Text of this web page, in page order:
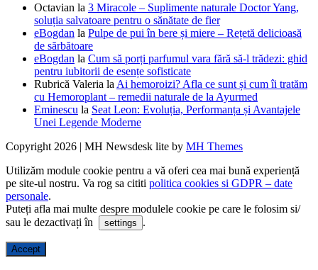
Octavian la 3 Miracole – Suplimente naturale Doctor Yang,
soluția salvatoare pentru o sănătate de fier
eBogdan la Pulpe de pui în bere și miere – Rețetă delicioasă
de sărbătoare
eBogdan la Cum să porți parfumul vara fără să-l trădezi: ghid
pentru iubitorii de esențe sofisticate
Rubrică Valeria la Ai hemoroizi? Afla ce sunt și cum îi tratăm
cu Hemoroplant – remedii naturale de la Ayurmed
Eminescu la Seat Leon: Evoluția, Performanța și Avantajele
Unei Legende Moderne
Copyright 2026 | MH Newsdesk lite by MH Themes
Utilizăm module cookie pentru a vă oferi cea mai bună experiență
pe site-ul nostru. Va rog sa cititi politica cookies si GDPR – date
personale.
Puteți afla mai multe despre modulele cookie pe care le folosim si/
sau le dezactivați în
settings .
Accept